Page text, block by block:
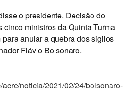
o presidente. Decisão do
cinco ministros da Quinta Turma
para anular a quebra dos sigilos
Flávio Bolsonaro.
acre/noticia/2021/02/24/bolsonaro-